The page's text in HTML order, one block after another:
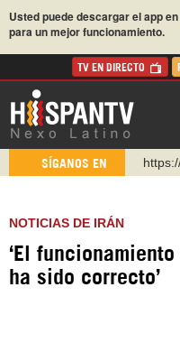
Usted puede descargar el app
para un mejor funcionamiento.
TV EN DIRECTO
SÍGANOS EN
NOTICIAS DE IRÁN
‘El
ha sido correcto’